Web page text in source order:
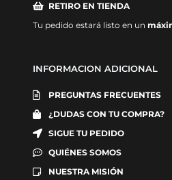
RETIRO EN TIENDA
Tu pedido estará listo en un
INFORMACION ADICIONAL
PREGUNTAS FRECUENTES
¿DUDAS CON TU COMPRA?
SIGUE TU PEDIDO
QUIÉNES SOMOS
NUESTRA MISIÓN